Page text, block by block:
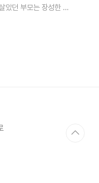
았던 부모는 장성한 자
는 1인 가구가 된다.
면 가족 구조는 그동안